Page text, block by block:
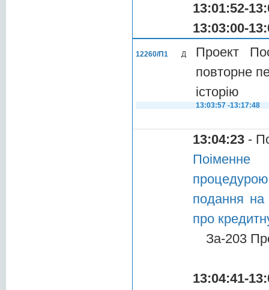
13:01:52-
13:03:00-
12260/П1 Д
Проект
повторне
історію
13:03:57 -13:17:48
13:04:23 -
Поіменне
подання на
про
За-203
13:04:41-